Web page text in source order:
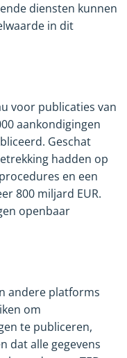
diensten kunnen
in dit
voor publicaties van
aankondigingen
Geschat
hadden op
en een
800 miljard EUR.
openbaar
andere platforms
om
te publiceren,
dat alle gegevens